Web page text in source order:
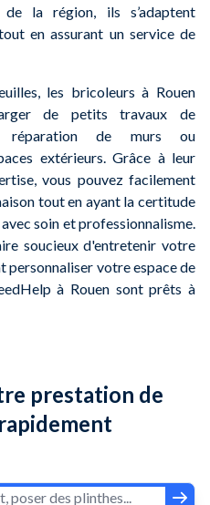
la région, ils s’adaptent
en assurant un service de
les bricoleurs à Rouen
de petits travaux de
de murs ou
extérieurs. Grâce à leur
vous pouvez facilement
tout en ayant la certitude
soin et professionnalisme.
soucieux d'entretenir votre
personnaliser votre espace de
à Rouen sont prêts à
prestation de